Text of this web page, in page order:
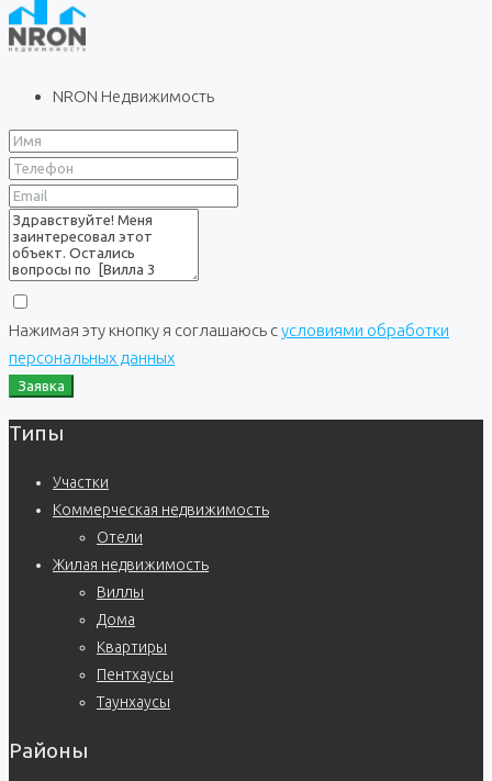
NRON Недвижимость
Нажимая эту кнопку я соглашаюсь сусловиями обработки
персональных данных
Заявка
Типы
Участки
Коммерческая недвижимость
Отели
Жилая недвижимость
Виллы
Дома
Квартиры
Пентхаусы
Таунхаусы
Районы